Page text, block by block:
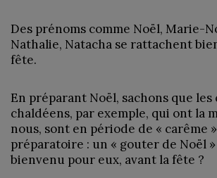
Des prénoms comme Noël, Marie-
Nathalie, Natacha se rattachent
fête.
En préparant Noël, sachons que
chaldéens, par exemple, qui ont la
nous, sont en période de « carême
préparatoire : un « gouter de Noël
bienvenu pour eux, avant la fête ?